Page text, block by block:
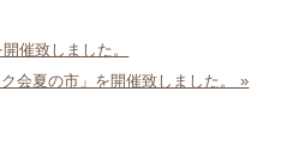
催致しました。
会夏の市」を開催致しました。 »